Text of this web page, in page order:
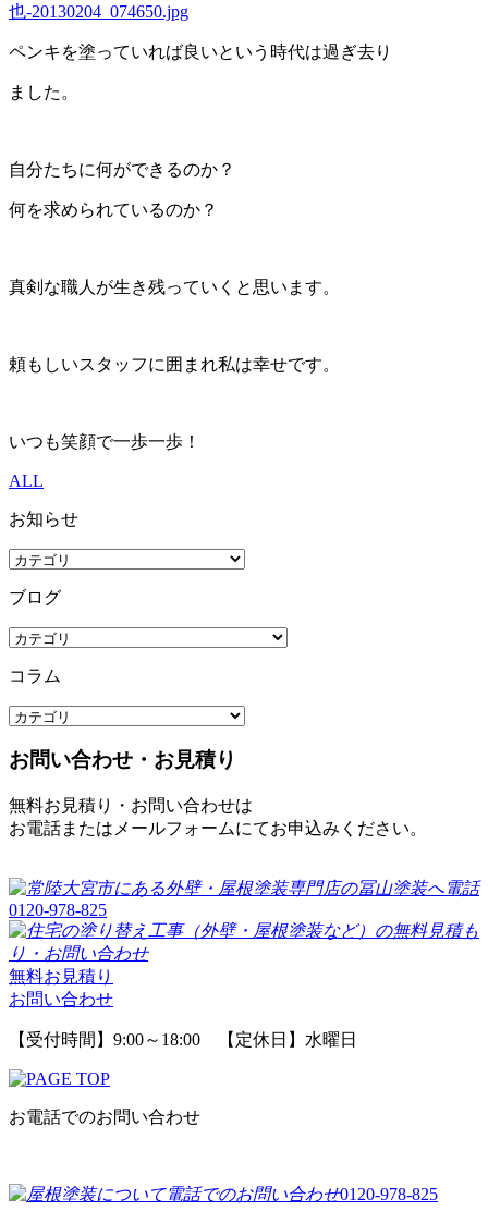
ペンキを塗っていれば良いという時代は過ぎ去り
ました。
自分たちに何ができるのか？
何を求められているのか？
真剣な職人が生き残っていくと思います。
頼もしいスタッフに囲まれ私は幸せです。
いつも笑顔で一歩一歩！
ALL
お知らせ
ブログ
コラム
お問い合わせ・お見積り
無料お見積り・お問い合わせは
お電話またはメールフォームにてお申込みください。
0120-978-825
無料お見積り
お問い合わせ
【受付時間】9:00～18:00 【定休日】水曜日
お電話でのお問い合わせ
0120-978-825